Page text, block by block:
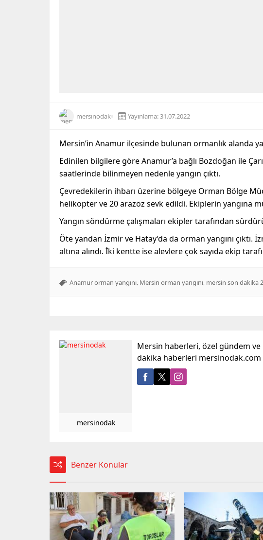
mersinodak Yayınlama: 31.07.2022
Mersin’in Anamur ilçesinde bulunan ormanlık alanda
Edinilen bilgilere göre Anamur’a bağlı Bozdoğan ile
saatlerinde bilinmeyen nedenle yangın çıktı.
Çevredekilerin ihbarı üzerine bölgeye Orman Bölge
helikopter ve 20 arazöz sevk edildi. Ekiplerin yangına
Yangın söndürme çalışmaları ekipler tarafından
Öte yandan İzmir ve Hatay’da da orman yangını çıktı.
altına alındı. İki kentte ise alevlere çok sayıda ekip
Anamur orman yangını, Mersin orman yangını, mersin son dakika
mersinodak
Mersin haberleri, özel gündem
dakika haberleri mersinodak.com
Benzer Konular